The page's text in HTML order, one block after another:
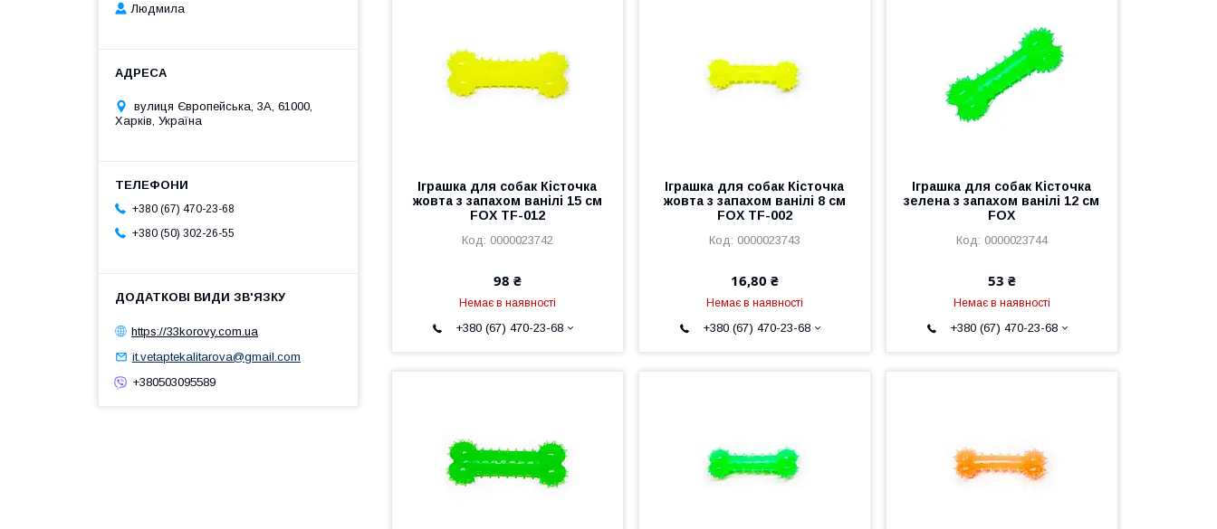
Іграшка для собак Кісточка
жовта з запахом ванілі 15 см
FOX TF-012
0000023742
98 ₴
Немає в наявності
+380 (67) 470-23-68
Іграшка для собак Кісточка
жовта з запахом ванілі 8 см
FOX TF-002
0000023743
16,80 ₴
Немає в наявності
+380 (67) 470-23-68
Іграшка для собак Кісточка
зелена з запахом ванілі 12 см
FOX
0000023744
53 ₴
Немає в наявності
+380 (67) 470-23-68
Людмила
вулиця Європейська, 3А, 61000,
Харків, Україна
+380 (67) 470-23-68
+380 (50) 302-26-55
https://33korovy.com.ua
it.vetaptekalitarova@gmail.com
+380503095589